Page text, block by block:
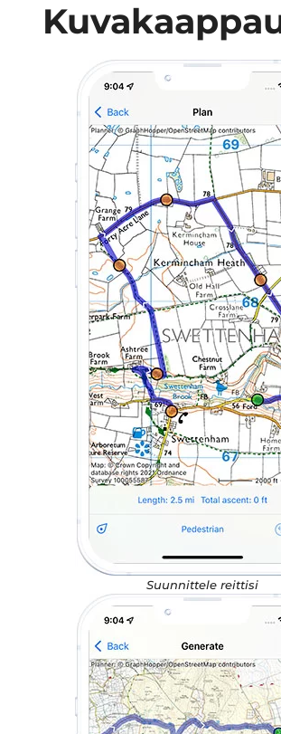
Suunnittele reittisi